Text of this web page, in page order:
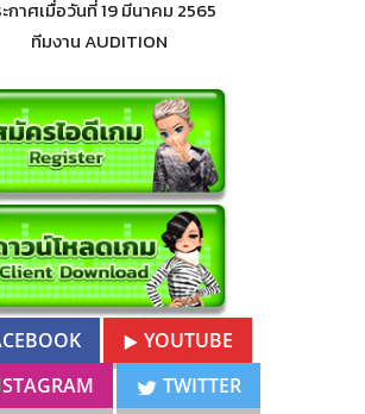
กาศเมื่อวันที่ 19 มีนาคม 2565
ทีมงาน AUDITION
YOUTUBE
TWITTER